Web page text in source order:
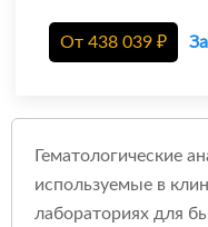
От 438 039 ₽
Гематологические
используемые в
лабораториях для